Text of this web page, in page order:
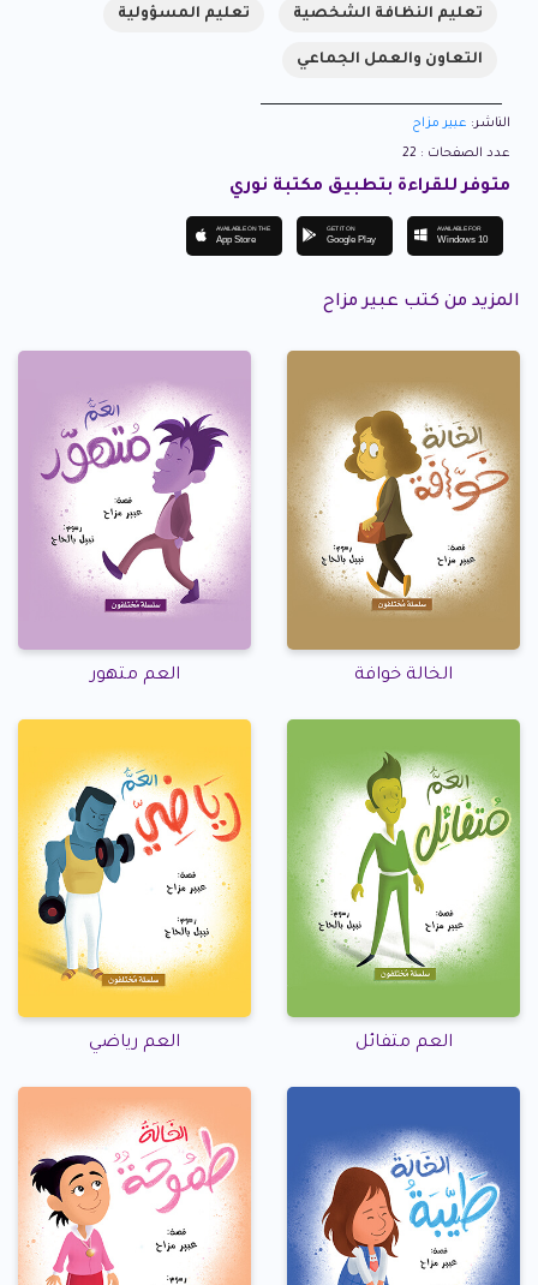
تعليم النظافة الشخصية تعليم المسؤولية
التعاون والعمل الجماعي
الناشر: عبير مزاح
عدد الصفحات : 22
متوفر للقراءة بتطبيق مكتبة نوري
AVAILABLE ON THE
App Store
GET IT ON
Google Play
AVAILABLE FOR
Windows 10
المزيد من كتب عبير مزاح
الخالة خوافة العم متهور
العم متفائل العم رياضي